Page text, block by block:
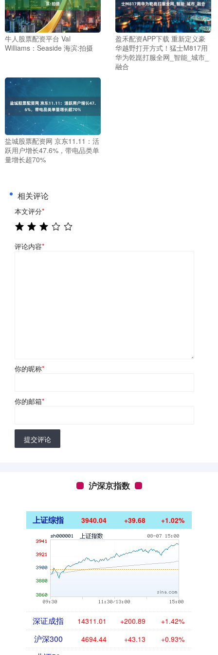
牛人股票配资平台 Val
Williams：Seaside 海滨:拍摄
盈禾配资APP下载 重新定义豪
华越野打开方式！猛士M817用
华为乾崑打服全网_智能_城市_
融合
盐城股票配资网 京东11.11：活
跃用户增长47.6%，带电品类单
量增长超70%
相关评论
本文评分*
评论内容*
你的昵称*
你的邮箱*
提交评论
沪深京指数
上证综指 3940.04 +39.68 +1.02%
深证成指 14311.01 +200.89 +1.42%
沪深300 4694.44 +43.13 +0.93%